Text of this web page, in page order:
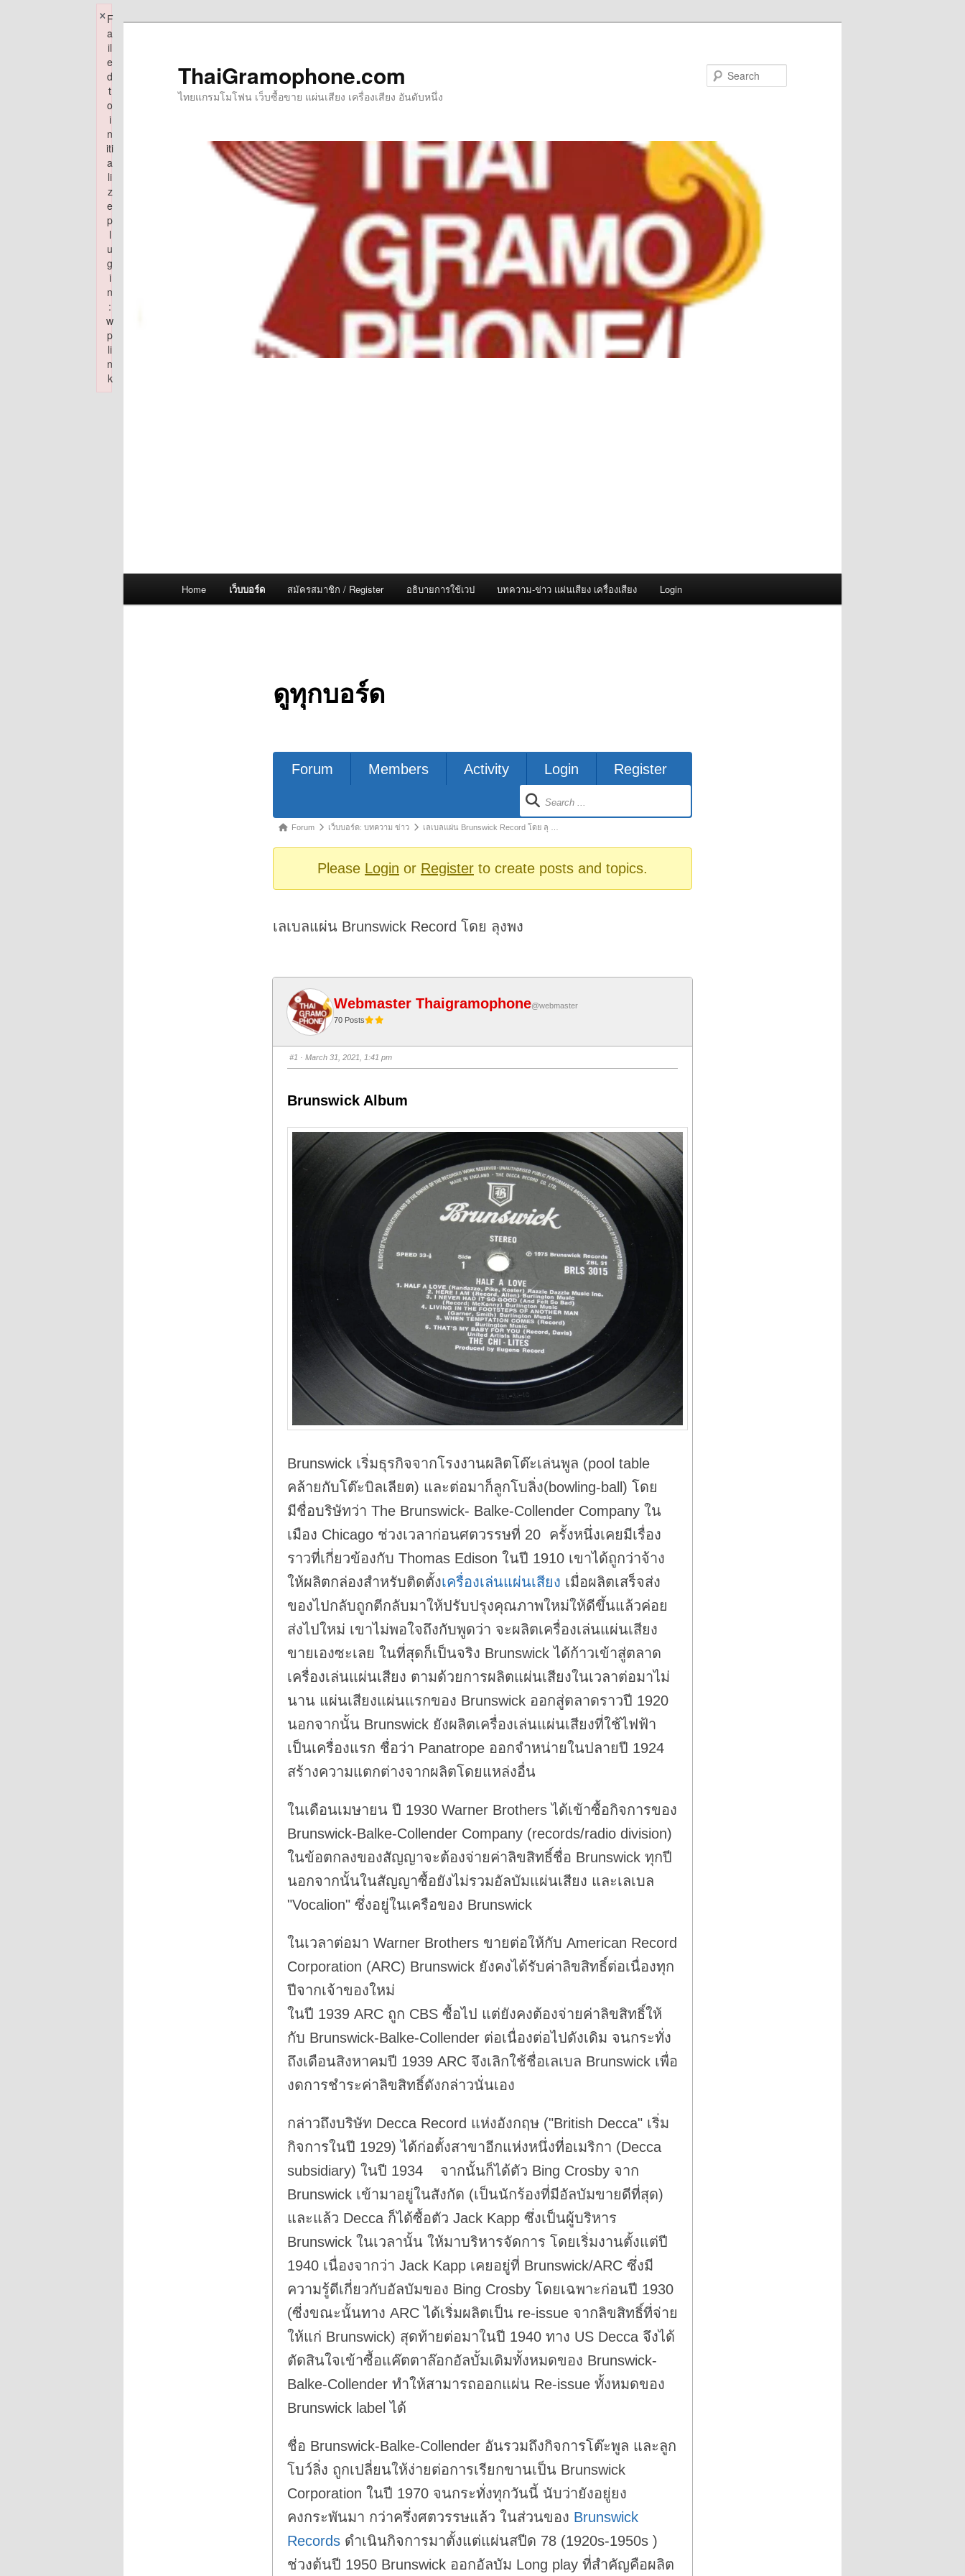
ThaiGramophone.com
ไทยแกรมโมโฟน เว็บซื้อขาย แผ่นเสียง เครื่องเสียง อันดับหนึ่ง
Home เว็บบอร์ด สมัครสมาชิก / Register อธิบายการใช้เวป บทความ-ข่าว แผ่นเสียง เครื่องเสียง Login
ดูทุกบอร์ด
Forum
Forum Members Activity Login Register
Forum
breadcrumbs
Forum เว็บบอร์ด: บทความ ข่าว เลเบลแผ่น Brunswick Record โดย ลุ …
Please Login or Registerto create posts and topics.
เลเบลแผ่น Brunswick Record โดย ลุงพง
Webmaster Thaigramophone@webmaster
70 Posts
#1 · March 31, 2021, 1:41 pm
Brunswick Album
Brunswick เริ่มธุรกิจจากโรงงานผลิตโต๊ะเล่นพูล (pool table
คล้ายกับโต๊ะบิลเลียต) และต่อมาก็ลูกโบลิ่ง(bowling-ball) โดย
มีชื่อบริษัทว่า The Brunswick- Balke-Collender Company ใน
เมือง Chicago ช่วงเวลาก่อนศตวรรษที่ 20 ครั้งหนึ่งเคยมีเรื่อง
ราวที่เกี่ยวข้องกับ Thomas Edison ในปี 1910 เขาได้ถูกว่าจ้าง
ให้ผลิตกล่องสำหรับติดตั้งเครื่องเล่นแผ่นเสียง เมื่อผลิตเสร็จส่ง
ของไปกลับถูกตีกลับมาให้ปรับปรุงคุณภาพใหม่ให้ดีขึ้นแล้วค่อย
ส่งไปใหม่ เขาไม่พอใจถึงกับพูดว่า จะผลิตเครื่องเล่นแผ่นเสียง
ขายเองซะเลย ในที่สุดก็เป็นจริง Brunswick ได้ก้าวเข้าสู่ตลาด
เครื่องเล่นแผ่นเสียง ตามด้วยการผลิตแผ่นเสียงในเวลาต่อมาไม่
นาน แผ่นเสียงแผ่นแรกของ Brunswick ออกสู่ตลาดราวปี 1920
นอกจากนั้น Brunswick ยังผลิตเครื่องเล่นแผ่นเสียงที่ใช้ไฟฟ้า
เป็นเครื่องแรก ชื่อว่า Panatrope ออกจำหน่ายในปลายปี 1924
สร้างความแตกต่างจากผลิตโดยแหล่งอื่น
ในเดือนเมษายน ปี 1930 Warner Brothers ได้เข้าซื้อกิจการของ
Brunswick-Balke-Collender Company (records/radio division)
ในข้อตกลงของสัญญาจะต้องจ่ายค่าลิขสิทธิ์ชื่อ Brunswick ทุกปี
นอกจากนั้นในสัญญาซื้อยังไม่รวมอัลบัมแผ่นเสียง และเลเบล
"Vocalion" ซึ่งอยู่ในเครือของ Brunswick
ในเวลาต่อมา Warner Brothers ขายต่อให้กับ American Record
Corporation (ARC) Brunswick ยังคงได้รับค่าลิขสิทธิ์ต่อเนื่องทุก
ปีจากเจ้าของใหม่
ในปี 1939 ARC ถูก CBS ซื้อไป แต่ยังคงต้องจ่ายค่าลิขสิทธิ์ให้
กับ Brunswick-Balke-Collender ต่อเนื่องต่อไปดังเดิม จนกระทั่ง
ถึงเดือนสิงหาคมปี 1939 ARC จึงเลิกใช้ชื่อเลเบล Brunswick เพื่อ
งดการชำระค่าลิขสิทธิ์ดังกล่าวนั่นเอง
กล่าวถึงบริษัท Decca Record แห่งอังกฤษ ("British Decca" เริ่ม
กิจการในปี 1929) ได้ก่อตั้งสาขาอีกแห่งหนึ่งที่อเมริกา (Decca
subsidiary) ในปี 1934 จากนั้นก็ได้ตัว Bing Crosby จาก
Brunswick เข้ามาอยู่ในสังกัด (เป็นนักร้องที่มีอัลบัมขายดีที่สุด)
และแล้ว Decca ก็ได้ซื้อตัว Jack Kapp ซึ่งเป็นผู้บริหาร
Brunswick ในเวลานั้น ให้มาบริหารจัดการ โดยเริ่มงานตั้งแต่ปี
1940 เนื่องจากว่า Jack Kapp เคยอยู่ที่ Brunswick/ARC ซึ่งมี
ความรู้ดีเกี่ยวกับอัลบัมของ Bing Crosby โดยเฉพาะก่อนปี 1930
(ซี่งขณะนั้นทาง ARC ได้เริ่มผลิตเป็น re-issue จากลิขสิทธิ์ที่จ่าย
ให้แก่ Brunswick) สุดท้ายต่อมาในปี 1940 ทาง US Decca จึงได้
ตัดสินใจเข้าซื้อแค๊ตตาล๊อกอัลบั้มเดิมทั้งหมดของ Brunswick-
Balke-Collender ทำให้สามารถออกแผ่น Re-issue ทั้งหมดของ
Brunswick label ได้
ชื่อ Brunswick-Balke-Collender อันรวมถึงกิจการโต๊ะพูล และลูก
โบว์ลิ่ง ถูกเปลี่ยนให้ง่ายต่อการเรียกขานเป็น Brunswick
Corporation ในปี 1970 จนกระทั่งทุกวันนี้ นับว่ายังอยู่ยง
คงกระพันมา กว่าครึ่งศตวรรษแล้ว ในส่วนของ Brunswick
Recordsดำเนินกิจการมาตั้งแต่แผ่นสปีด 78 (1920s-1950s )
ช่วงต้นปี 1950 Brunswick ออกอัลบัม Long play ที่สำคัญคือผลิต
F
a
il
e
d
t
o
i
n
iti
a
li
z
e
p
l
u
g
i
n
:
w
p
li
n
k
×